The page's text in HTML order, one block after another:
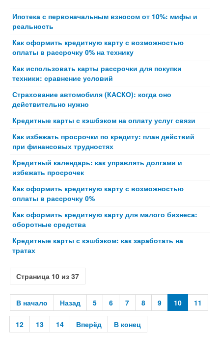
Ипотека с первоначальным взносом от 10%: мифы и
реальность
Как оформить кредитную карту с возможностью
оплаты в рассрочку 0% на технику
Как использовать карты рассрочки для покупки
техники: сравнение условий
Страхование автомобиля (КАСКО): когда оно
действительно нужно
Кредитные карты с кэшбэком на оплату услуг связи
Как избежать просрочки по кредиту: план действий
при финансовых трудностях
Кредитный календарь: как управлять долгами и
избежать просрочек
Как оформить кредитную карту с возможностью
оплаты в рассрочку 0%
Как оформить кредитную карту для малого бизнеса:
оборотные средства
Кредитные карты с кэшбэком: как заработать на
тратах
Страница 10 из 37
В начало Назад 5 6 7 8 9 10 11
12 13 14 Вперёд В конец